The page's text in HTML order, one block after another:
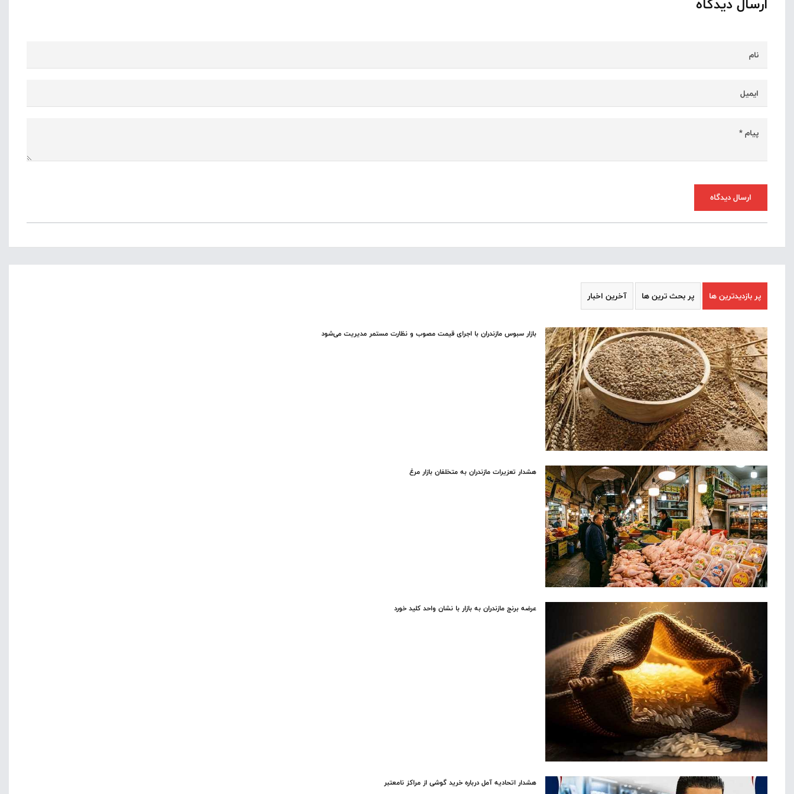
ارسال دیدگاه
پر بازدیدترین ها پر بحث ترین ها آخرین اخبار
بازار سبوس مازندران با اجرای قیمت مصوب و نظارت مستمر مدیریت می‌شود
هشدار تعزیرات مازندران به متخلفان بازار مرغ
عرضه برنج مازندران به بازار با نشان واحد کلید خورد
هشدار اتحادیه آمل درباره خرید گوشی از مراکز نامعتبر